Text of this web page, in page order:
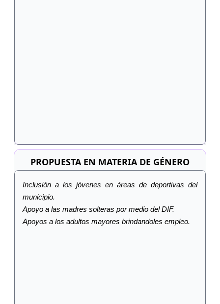
PROPUESTA EN MATERIA DE GÉNERO
Inclusión a los jóvenes en áreas de deportivas del
municipio.
Apoyo a las madres solteras por medio del DIF.
Apoyos a los adultos mayores brindandoles empleo.